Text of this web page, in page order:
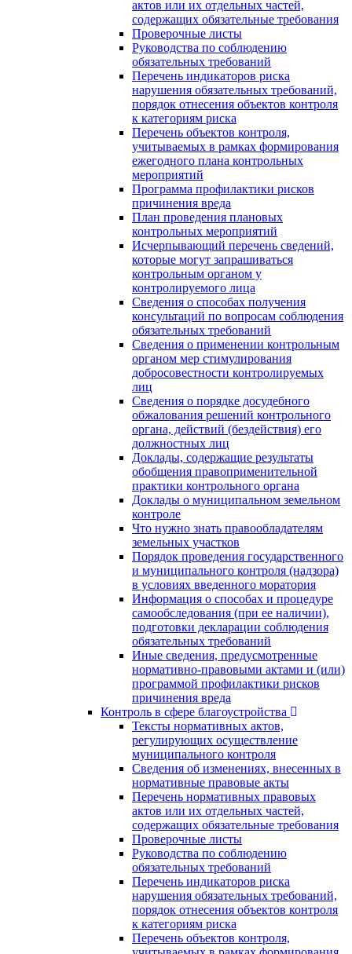
актов или их отдельных частей,
содержащих обязательные требования
Проверочные листы
Руководства по соблюдению
обязательных требований
Перечень индикаторов риска
нарушения обязательных требований,
порядок отнесения объектов контроля
к категориям риска
Перечень объектов контроля,
учитываемых в рамках формирования
ежегодного плана контрольных
мероприятий
Программа профилактики рисков
причинения вреда
План проведения плановых
контрольных мероприятий
Исчерпывающий перечень сведений,
которые могут запрашиваться
контрольным органом у
контролируемого лица
Сведения о способах получения
консультаций по вопросам соблюдения
обязательных требований
Сведения о применении контрольным
органом мер стимулирования
добросовестности контролируемых
лиц
Сведения о порядке досудебного
обжалования решений контрольного
органа, действий (бездействия) его
должностных лиц
Доклады, содержащие результаты
обобщения правоприменительной
практики контрольного органа
Доклады о муниципальном земельном
контроле
Что нужно знать правообладателям
земельных участков
Порядок проведения государственного
и муниципального контроля (надзора)
в условиях введенного моратория
Информация о способах и процедуре
самообследования (при ее наличии),
подготовки декларации соблюдения
обязательных требований
Иные сведения, предусмотренные
нормативно-правовыми актами и (или)
программой профилактики рисков
причинения вреда
Контроль в сфере благоустройства
Тексты нормативных актов,
регулирующих осуществление
муниципального контроля
Сведения об изменениях, внесенных в
нормативные правовые акты
Перечень нормативных правовых
актов или их отдельных частей,
содержащих обязательные требования
Проверочные листы
Руководства по соблюдению
обязательных требований
Перечень индикаторов риска
нарушения обязательных требований,
порядок отнесения объектов контроля
к категориям риска
Перечень объектов контроля,